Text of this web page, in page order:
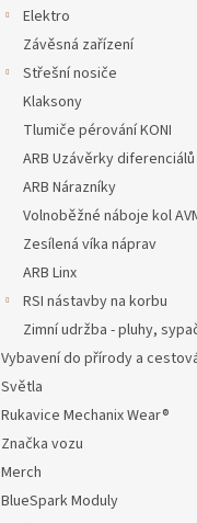
Elektro
Závěsná zařízení
Střešní nosiče
Klaksony
Tlumiče pérování KONI
ARB Uzávěrky diferenciálů
ARB Nárazníky
Volnoběžné náboje kol
Zesílená víka náprav
ARB Linx
RSI nástavby na korbu
Zimní udržba - pluhy,
Vybavení do přírody a
Světla
Rukavice Mechanix Wear®
Značka vozu
Merch
BlueSpark Moduly